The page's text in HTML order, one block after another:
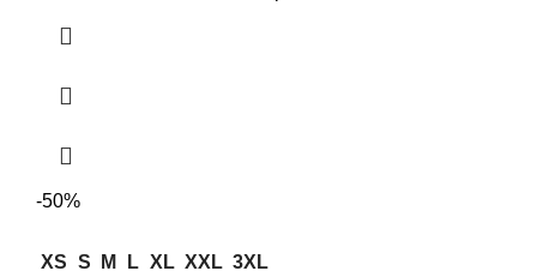
-50%
XS S M L XL XXL 3XL